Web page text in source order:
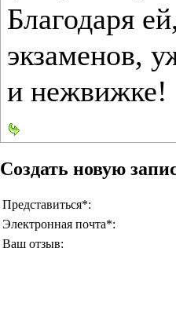
Благодаря
экзаменов,
и нежвижке!
Создать новую
Представиться*:
Электронная почта*:
Ваш отзыв: